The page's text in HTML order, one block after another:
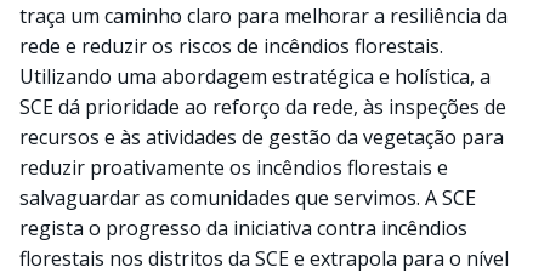
traça um caminho claro para melhorar a resiliência da
rede e reduzir os riscos de incêndios florestais.
Utilizando uma abordagem estratégica e holística, a
SCE dá prioridade ao reforço da rede, às inspeções de
recursos e às atividades de gestão da vegetação para
reduzir proativamente os incêndios florestais e
salvaguardar as comunidades que servimos. A SCE
regista o progresso da iniciativa contra incêndios
florestais nos distritos da SCE e extrapola para o nível